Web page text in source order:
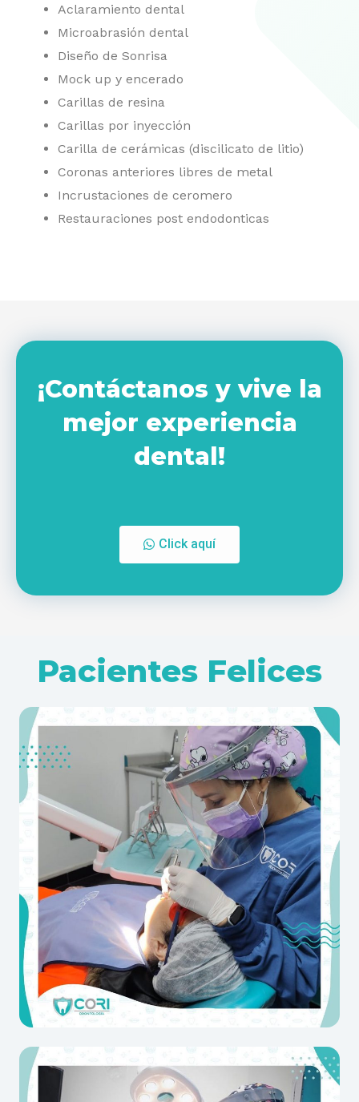
Aclaramiento dental
Microabrasión dental
Diseño de Sonrisa
Mock up y encerado
Carillas de resina
Carillas por inyección
Carilla de cerámicas (discilicato de litio)
Coronas anteriores libres de metal
Incrustaciones de ceromero
Restauraciones post endodonticas
¡Contáctanos y vive la
mejor experiencia
dental!
Click aquí
Pacientes Felices